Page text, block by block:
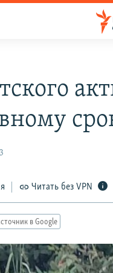
Читать без VPN
в Google